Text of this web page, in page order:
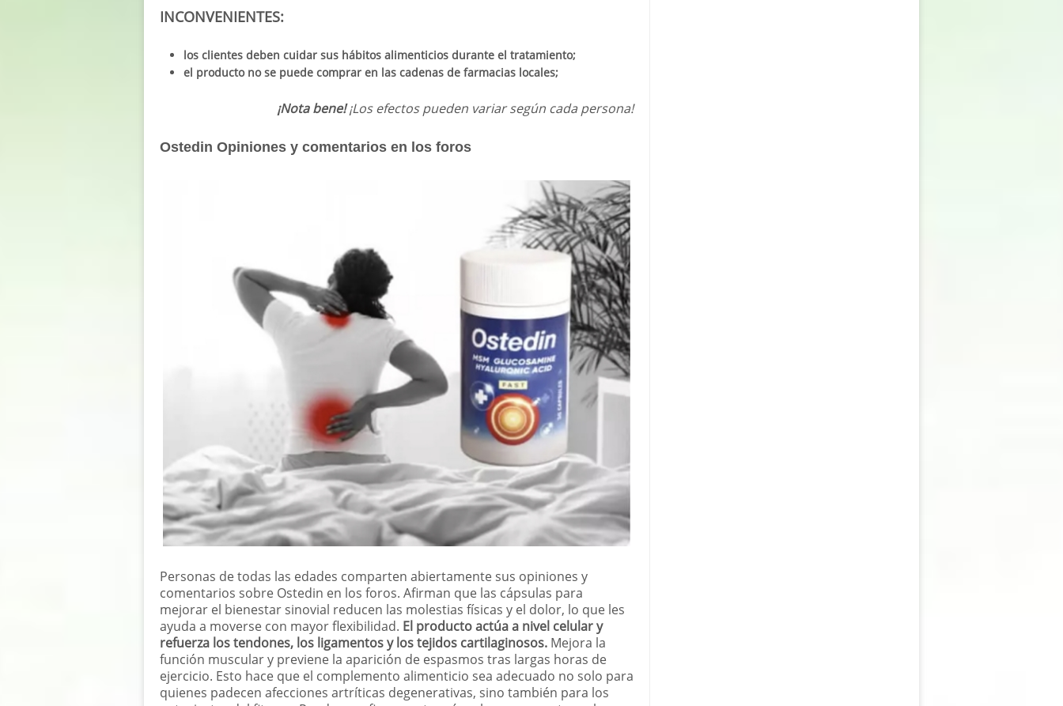
INCONVENIENTES:
los clientes deben cuidar sus hábitos alimenticios durante el tratamiento;
el producto no se puede comprar en las cadenas de farmacias locales;
¡Nota bene!¡Los efectos pueden variar según cada persona!
Ostedin Opiniones y comentarios en los foros
Personas de todas las edades comparten abiertamente sus opiniones y
comentarios sobre Ostedin en los foros. Afirman que las cápsulas para
mejorar el bienestar sinovial reducen las molestias físicas y el dolor, lo que les
ayuda a moverse con mayor flexibilidad. El producto actúa a nivel celular y
refuerza los tendones, los ligamentos y los tejidos cartilaginosos. Mejora la
función muscular y previene la aparición de espasmos tras largas horas de
ejercicio. Esto hace que el complemento alimenticio sea adecuado no solo para
quienes padecen afecciones artríticas degenerativas, sino también para los